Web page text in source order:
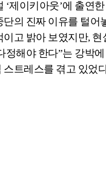
‘제이키아웃’에 출연
단의 진짜 이유를 털어
고 밝아 보였지만, 현
정해야 한다”는 강박
스트레스를 겪고 있었